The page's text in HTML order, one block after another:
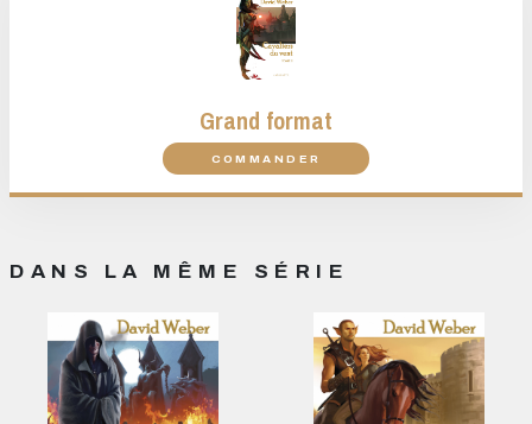
Grand format
COMMANDER
DANS LA MÊME SÉRIE